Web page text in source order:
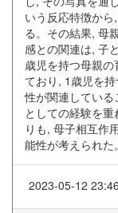
いう反応特徴か
る。その結果, 母
感との関連は, 子
歳児を持つ母親
ており, 1歳児を
性が関連してい
としての経験を
りも, 母子相互作
能性が考えられた。
2023-05-12